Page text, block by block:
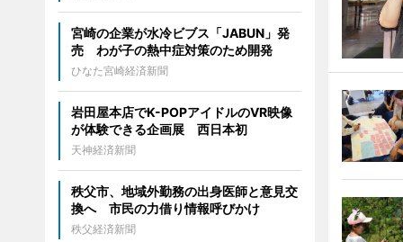
宮崎の企業が水冷ビブス「JABUN」発
売 わが子の熱中症対策のため開発
ひなた宮崎経済新聞
岩田屋本店でK-POPアイドルのVR映像
が体験できる企画展 西日本初
天神経済新聞
秩父市、地域外勤務の出身医師と意見交
換へ 市民の力借り情報呼びかけ
秩父経済新聞